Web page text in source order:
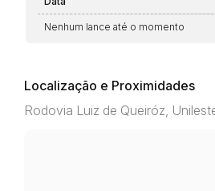
Nenhum lance até o momento
Localização e Proximidades
Rodovia Luiz de Queiróz,